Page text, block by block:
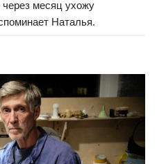
через месяц ухожу
Наталья.